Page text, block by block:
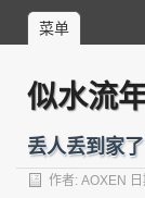
菜单
似水流
丢人丢到家了
作者: AOXEN